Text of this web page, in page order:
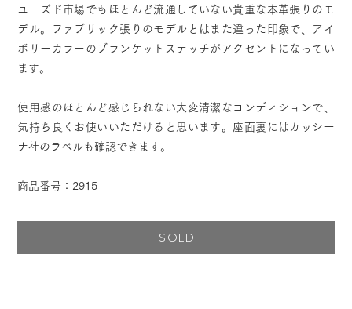
ユーズド市場でもほとんど流通していない貴重な本革張りのモ
デル。ファブリック張りのモデルとはまた違った印象で、アイ
ボリーカラーのブランケットステッチがアクセントになってい
ます。
使用感のほとんど感じられない大変清潔なコンディションで、
気持ち良くお使いいただけると思います。座面裏にはカッシー
ナ社のラベルも確認できます。
商品番号：2915
SOLD